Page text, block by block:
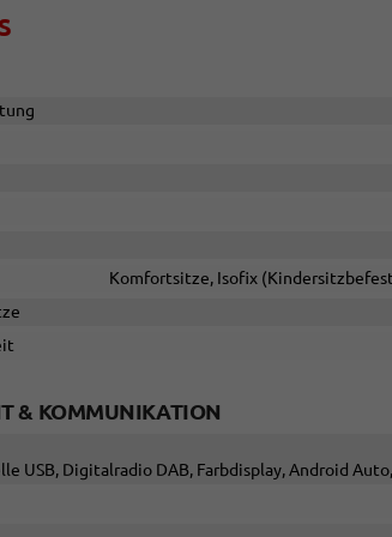
Komfortsitze, Isofix
& KOMMUNIKATION
USB, Digitalradio DAB, Farbdisplay, Android